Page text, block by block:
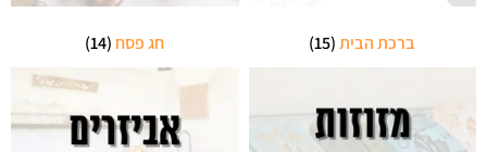
ברכת הבית(15) חג פסח (14)